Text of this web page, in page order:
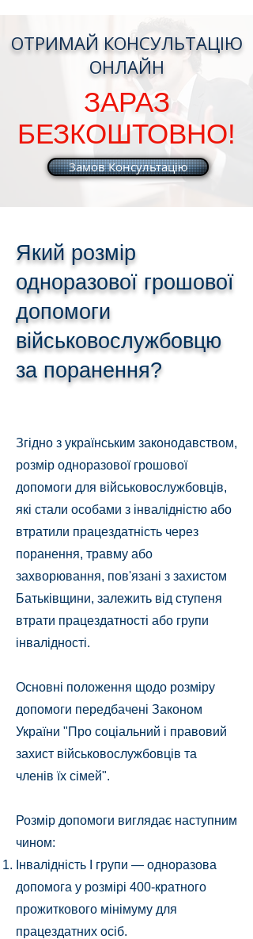
ОТРИМАЙ КОНСУЛЬТАЦІЮ
ОНЛАЙН
ЗАРАЗ
БЕЗКОШТОВНО!
Замов Консультацію
Який розмір
одноразової грошової
допомоги
військовослужбовцю
за поранення?
Згідно з українським законодавством,
розмір одноразової грошової
допомоги для військовослужбовців,
які стали особами з інвалідністю або
втратили працездатність через
поранення, травму або
захворювання, пов'язані з захистом
Батьківщини, залежить від ступеня
втрати працездатності або групи
інвалідності.
Основні положення щодо розміру
допомоги передбачені Законом
України "Про соціальний і правовий
захист військовослужбовців та
членів їх сімей".
Розмір допомоги виглядає наступним
чином:
Інвалідність I групи — одноразова
допомога у розмірі 400-кратного
прожиткового мінімуму для
працездатних осіб.